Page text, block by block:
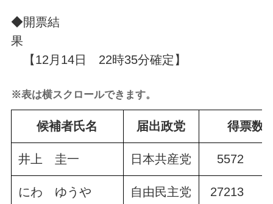
◆開票結
果
【12月14日 22時35分確定】
※表は横スクロールできます。
候補者氏名 届出政党 得票数
井上 圭一 日本共産党 5572
にわ ゆうや 自由民主党 27213